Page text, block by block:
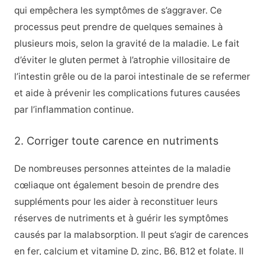
qui empêchera les symptômes de s’aggraver. Ce
processus peut prendre de quelques semaines à
plusieurs mois, selon la gravité de la maladie. Le fait
d’éviter le gluten permet à l’atrophie villositaire de
l’intestin grêle ou de la paroi intestinale de se refermer
et aide à prévenir les complications futures causées
par l’inflammation continue.
2. Corriger toute carence en nutriments
De nombreuses personnes atteintes de la maladie
cœliaque ont également besoin de prendre des
suppléments pour les aider à reconstituer leurs
réserves de nutriments et à guérir les symptômes
causés par la malabsorption. Il peut s’agir de carences
en fer, calcium et vitamine D, zinc, B6, B12 et folate. Il